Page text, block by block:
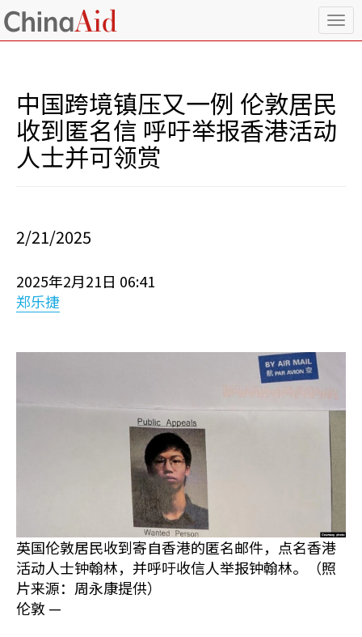
T
o
a
中国跨境镇压又一例 伦敦居民
收到匿名信 呼吁举报香港活动
人士并可领赏
2/21/2025
2025年2月21日 06:41
郑乐捷
英国伦敦居民收到寄自香港的匿名邮件，点名香港
活动人士钟翰林，并呼吁收信人举报钟翰林。（照
片来源：周永康提供）
伦敦 —